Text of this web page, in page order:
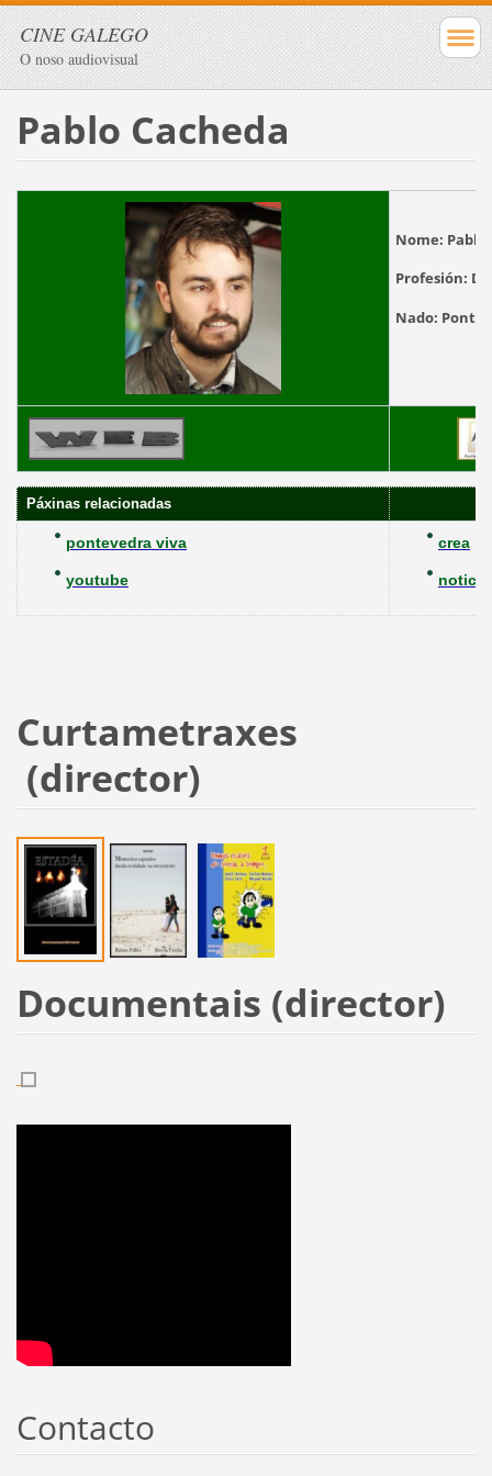
CINE GALEGO
O noso audiovisual
Pablo Cacheda
Nome: Pablo
Profesión:
Nado:
Páxinas relacionadas
pontevedra viva
youtube
crea
Curtametraxes
(director)
Documentais (director)
Contacto